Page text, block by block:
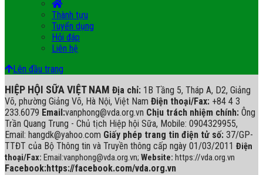
Thành tựu
Tuyển dụng
Hỏi đáp
Liên hệ
Lên đầu trang
HIỆP HỘI SỮA VIỆT NAM Địa chỉ: 1B Tầng 5, Tháp A, D2, Giảng
Võ, phường Giảng Võ, Hà Nội, Việt Nam Điện thoại/Fax: +84 4 3
233.6079 Email:vanphong@vda.org.vn Chịu trách nhiệm chính: Ông
Trần Quang Trung - Chủ tịch Hiệp hội Sữa, Mobile: 0904329955,
Email: hangdk@yahoo.com Giấy phép trang tin điện tử số: 37/GP-
TTĐT của Bộ Thông tin và Truyền thông cấp ngày 01/03/2011 Điện
thoại/Fax: Email:vanphong@vda.org.vn; Website: https://vda.org.vn
Facebook:https://facebook.com/vda.org.vn